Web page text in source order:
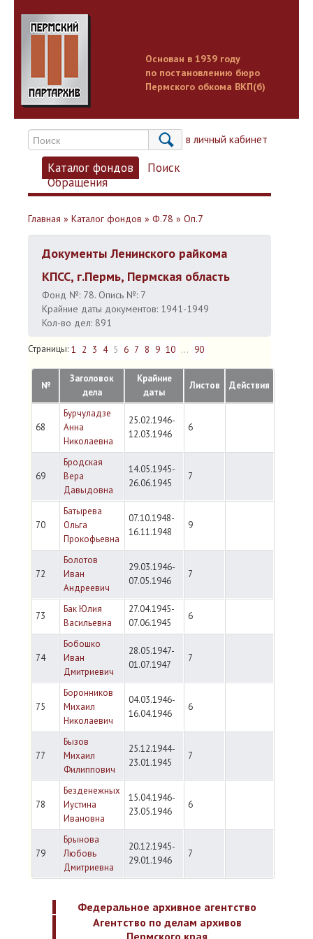
Основан в 1939 году
по постановлению бюро
Пермского обкома ВКП(б)
Вход в личный кабинет
Каталог фондов
Поиск
Обращения
Главная » Каталог фондов » Ф.78 » Оп.7
Документы Ленинского райкома
КПСС, г.Пермь, Пермская область
Фонд №: 78. Опись №: 7
Крайние даты документов: 1941-1949
Кол-во дел: 891
Страницы: 1 2 3 4 5 6 7 8 9 10 ... 90
№
Заголовок
дела
Крайние
даты
Листов Действия
68
Бурчуладзе
Анна
Николаевна
25.02.1946-
12.03.1946
6
69
Бродская
Вера
Давыдовна
14.05.1945-
26.06.1945
7
70
Батырева
Ольга
Прокофьевна
07.10.1948-
16.11.1948
9
72
Болотов
Иван
Андреевич
29.03.1946-
07.05.1946
7
73
Бак Юлия
Васильевна
27.04.1945-
07.06.1945
6
74
Бобошко
Иван
Дмитриевич
28.05.1947-
01.07.1947
7
75
Боронников
Михаил
Николаевич
04.03.1946-
16.04.1946
6
77
Бызов
Михаил
Филиппович
25.12.1944-
23.01.1945
7
78
Безденежных
Иустина
Ивановна
15.04.1946-
23.05.1946
6
79
Брынова
Любовь
Дмитриевна
20.12.1945-
29.01.1946
7
Федеральное архивное агентство
Агентство по делам архивов
Пермского края